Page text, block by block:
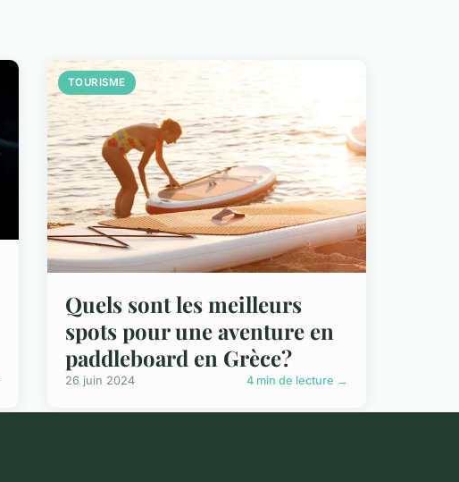
TOURISME
Quels sont les meilleurs
spots pour une aventure en
paddleboard en Grèce?
26 juin 2024 4 min de lecture →